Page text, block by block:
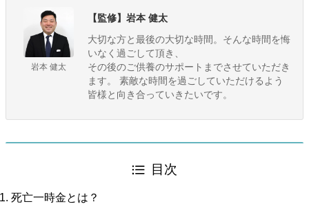
岩本 健太
【監修】岩本 健太
大切な方と最後の大切な時間。そんな時間を悔
いなく過ごして頂き、
その後のご供養のサポートまでさせていただき
ます。 素敵な時間を過ごしていただけるよう
皆様と向き合っていきたいです。
目次
死亡一時金とは？